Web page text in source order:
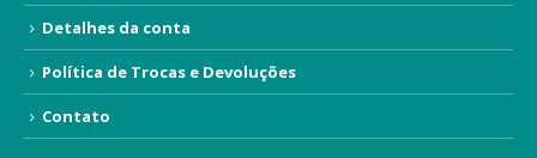
Detalhes da conta
Política de Trocas e Devoluções
Contato